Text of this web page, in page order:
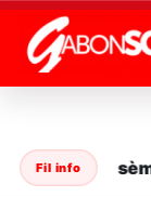
" />
Fil info
en série sème